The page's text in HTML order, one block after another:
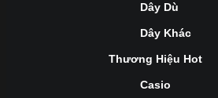
Dây Dù
Dây Khác
Thương Hiệu Hot
Casio